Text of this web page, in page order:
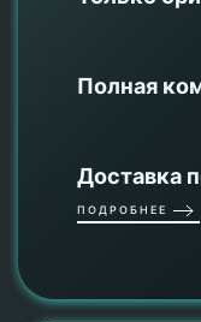
Полная
Доставка
ПОДРОБНЕЕ